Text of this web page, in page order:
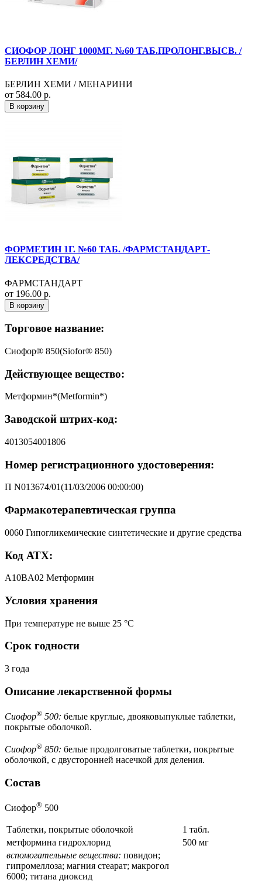
СИОФОР ЛОНГ 1000МГ. №60 ТАБ.ПРОЛОНГ.ВЫСВ. /
БЕРЛИН ХЕМИ/
БЕРЛИН ХЕМИ / МЕНАРИНИ
от 584.00 р.
В корзину
ФОРМЕТИН 1Г. №60 ТАБ. /ФАРМСТАНДАРТ-
ЛЕКСРЕДСТВА/
ФАРМСТАНДАРТ
от 196.00 р.
В корзину
Торговое название:
Сиофор® 850(Siofor® 850)
Действующее вещество:
Метформин*(Metformin*)
Заводской штрих-код:
4013054001806
Номер регистрационного удостоверения:
П N013674/01(11/03/2006 00:00:00)
Фармакотерапевтическая группа
0060 Гипогликемические синтетические и другие средства
Код АТХ:
A10BA02 Метформин
Условия хранения
При температуре не выше 25 °C
Срок годности
3 года
Описание лекарственной формы
Сиофор® 500: белые круглые, двояковыпуклые таблетки,
покрытые оболочкой.
Сиофор® 850: белые продолговатые таблетки, покрытые
оболочкой, с двусторонней насечкой для деления.
Состав
Сиофор® 500
Таблетки, покрытые оболочкой
1 табл.
метформина гидрохлорид
500 мг
вспомогательные вещества: повидон;
гипромеллоза; магния стеарат; макрогол
6000; титана диоксид